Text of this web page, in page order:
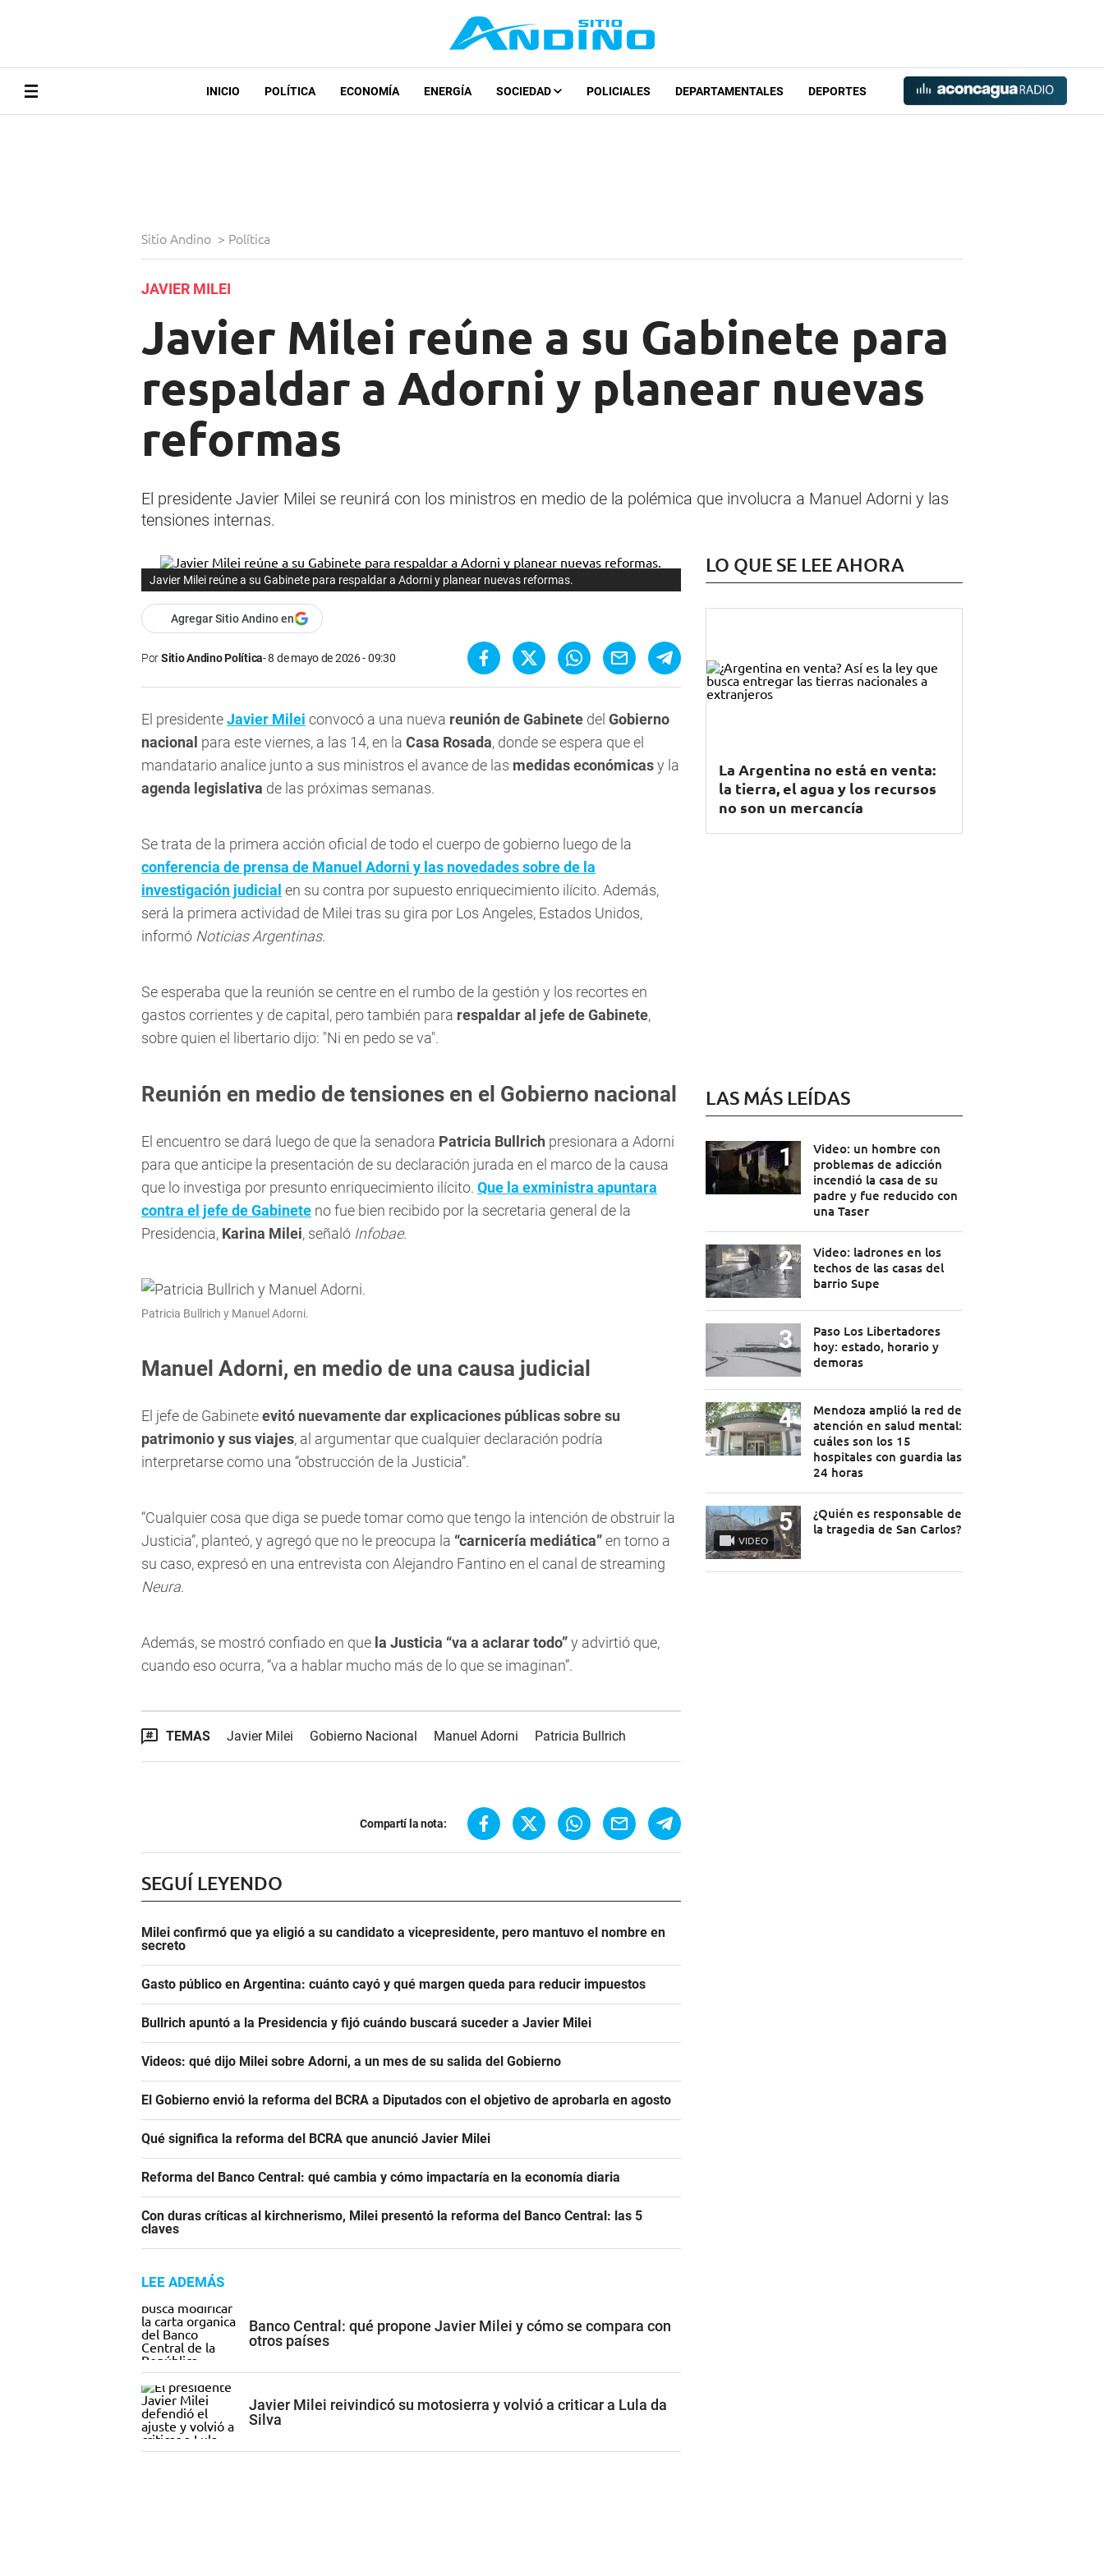
INICIO POLÍTICA ECONOMÍA ENERGÍA SOCIEDAD POLICIALES DEPARTAMENTALES DEPORTES
Sitio Andino > Política
JAVIER MILEI
Javier Milei reúne a su Gabinete para
respaldar a Adorni y planear nuevas
reformas
El presidente Javier Milei se reunirá con los ministros en medio de la polémica que involucra a Manuel Adorni y las
tensiones internas.
Javier Milei reúne a su Gabinete para respaldar a Adorni y planear nuevas reformas.
Agregar Sitio Andino en
PorSitio Andino Política 8 de mayo de 2026 - 09:30
El presidenteJavier Milei convocó a una nueva reunión de Gabinete del Gobierno
nacional para este viernes, a las 14, en la Casa Rosada, donde se espera que el
mandatario analice junto a sus ministros el avance de las medidas económicasy la
agenda legislativa de las próximas semanas.
Se trata de la primera acción oficial de todo el cuerpo de gobierno luego de la
conferencia de prensa de Manuel Adorni y las novedades sobre de la
investigación judicial en su contra por supuesto enriquecimiento ilícito. Además,
será la primera actividad de Milei tras su gira por Los Angeles, Estados Unidos,
informó Noticias Argentinas.
Se esperaba que la reunión se centre en el rumbo de la gestión y los recortes en
gastos corrientes y de capital, pero también para respaldar al jefe de Gabinete,
sobre quien el libertario dijo: "Ni en pedo se va".
Reunión en medio de tensiones en el Gobierno nacional
El encuentro se dará luego de que la senadora Patricia Bullrich presionara a Adorni
para que anticipe la presentación de su declaración jurada en el marco de la causa
que lo investiga por presunto enriquecimiento ilícito. Que la exministra apuntara
contra el jefe de Gabinete no fue bien recibido por la secretaria general de la
Presidencia, Karina Milei, señaló Infobae.
Patricia Bullrich y Manuel Adorni.
Manuel Adorni, en medio de una causa judicial
El jefe de Gabineteevitó nuevamente dar explicaciones públicas sobre su
patrimonio y sus viajes, al argumentar que cualquier declaración podría
interpretarse como una “obstrucción de la Justicia”.
“Cualquier cosa que diga se puede tomar como que tengo la intención de obstruir la
Justicia”, planteó, y agregó que no le preocupa la “carnicería mediática”en torno a
su caso, expresó en una entrevista con Alejandro Fantino en el canal de streaming
Neura.
Además, se mostró confiado en que la Justicia “va a aclarar todo”y advirtió que,
cuando eso ocurra, “va a hablar mucho más de lo que se imaginan”.
TEMAS Javier Milei Gobierno Nacional Manuel Adorni Patricia Bullrich
Compartí la nota:
SEGUÍ LEYENDO
Milei confirmó que ya eligió a su candidato a vicepresidente, pero mantuvo el nombre en
secreto
Gasto público en Argentina: cuánto cayó y qué margen queda para reducir impuestos
Bullrich apuntó a la Presidencia y fijó cuándo buscará suceder a Javier Milei
Videos: qué dijo Milei sobre Adorni, a un mes de su salida del Gobierno
El Gobierno envió la reforma del BCRA a Diputados con el objetivo de aprobarla en agosto
Qué significa la reforma del BCRA que anunció Javier Milei
Reforma del Banco Central: qué cambia y cómo impactaría en la economía diaria
Con duras críticas al kirchnerismo, Milei presentó la reforma del Banco Central: las 5
claves
LEE ADEMÁS
Banco Central: qué propone Javier Milei y cómo se compara con
otros países
Javier Milei reivindicó su motosierra y volvió a criticar a Lula da
Silva
LO QUE SE LEE AHORA
La Argentina no está en venta:
la tierra, el agua y los recursos
no son un mercancía
LAS MÁS LEÍDAS
Video: un hombre con
problemas de adicción
incendió la casa de su
padre y fue reducido con
una Taser
Video: ladrones en los
techos de las casas del
barrio Supe
Paso Los Libertadores
hoy: estado, horario y
demoras
Mendoza amplió la red de
atención en salud mental:
cuáles son los 15
hospitales con guardia las
24 horas
VIDEO
¿Quién es responsable de
la tragedia de San Carlos?